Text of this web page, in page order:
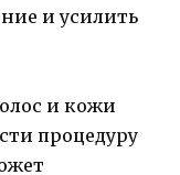
и усилить
и кожи
процедуру